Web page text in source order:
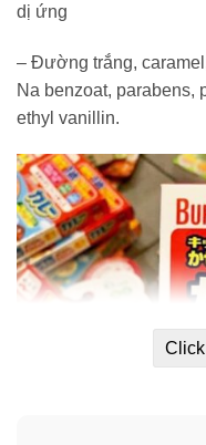
dị ứng
– Đường trắng,
Na benzoat, parabens,
ethyl vanillin.